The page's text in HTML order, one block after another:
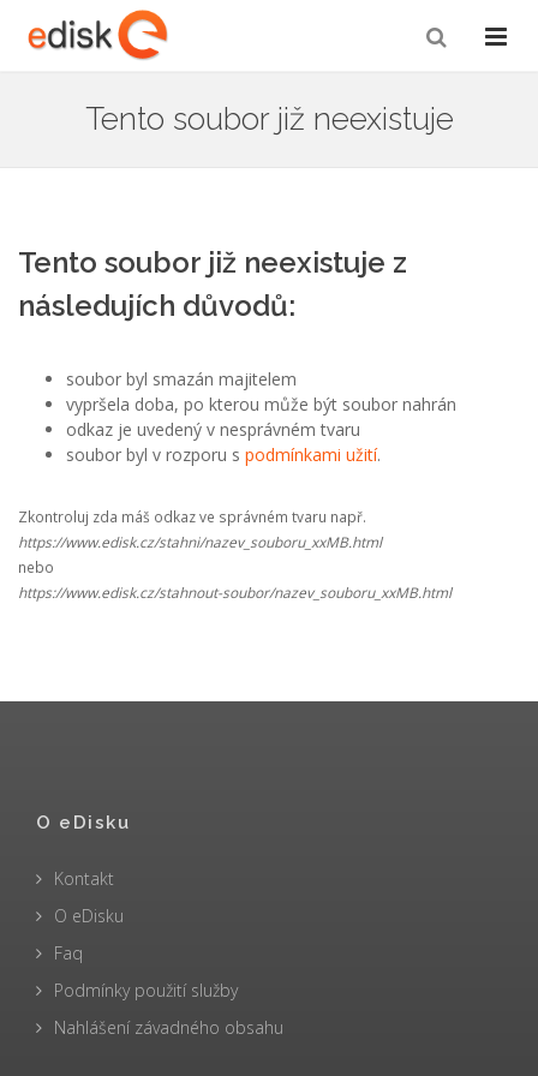
Tento soubor již neexistuje
Tento soubor již neexistuje z
následujích důvodů:
soubor byl smazán majitelem
vypršela doba, po kterou může být soubor nahrán
odkaz je uvedený v nesprávném tvaru
soubor byl v rozporu s podmínkami užití.
Zkontroluj zda máš odkaz ve správném tvaru např.
https://www.edisk.cz/stahni/nazev_souboru_xxMB.html
nebo
https://www.edisk.cz/stahnout-soubor/nazev_souboru_xxMB.html
O eDisku
Kontakt
O eDisku
Faq
Podmínky použití služby
Nahlášení závadného obsahu